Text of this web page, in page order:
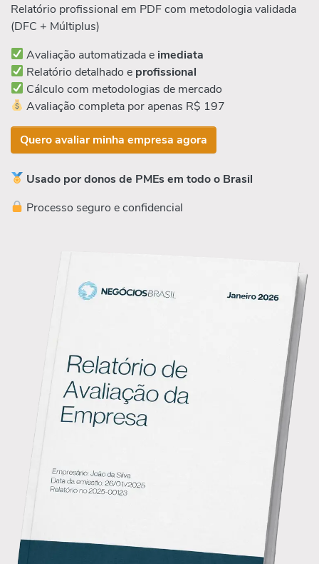
Relatório profissional em PDF com metodologia validada
(DFC + Múltiplus)
Avaliação automatizada e imediata
Relatório detalhado e profissional
Cálculo com metodologias de mercado
Avaliação completa por apenas R$ 197
Quero avaliar minha empresa agora
Usado por donos de PMEs em todo o Brasil
Processo seguro e confidencial